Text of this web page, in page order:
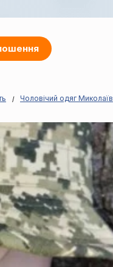
Чоловічий одяг Миколаїв